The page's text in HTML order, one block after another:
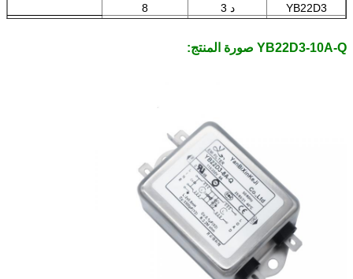
YB22D3
د 3
8
YB22D3-10A-Q صورة المنتج: